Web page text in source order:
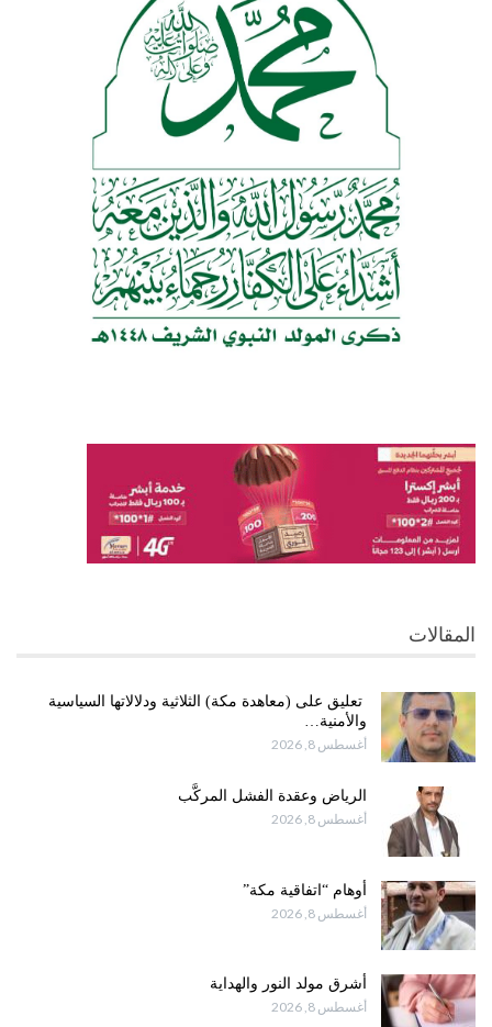
المقالات
تعليق على (معاهدة مكة) الثلاثية ودلالاتها السياسية
والأمنية…
أغسطس 8, 2026
الرياض وعقدة الفشل المركَّب
أغسطس 8, 2026
أوهام “اتفاقية مكة”
أغسطس 8, 2026
أشرق مولد النور والهداية
أغسطس 8, 2026